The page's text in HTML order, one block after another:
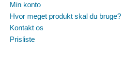
Min konto
Hvor meget produkt skal du bruge?
Kontakt os
Prisliste